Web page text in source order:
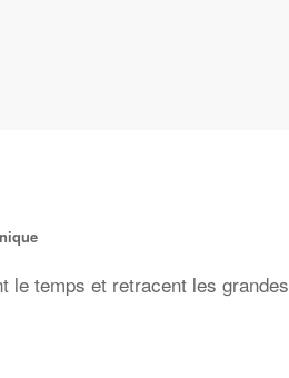
le temps et retracent les grandes